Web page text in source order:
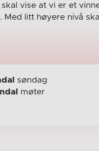
vise at vi er et
litt høyere nivå
søndag
møter